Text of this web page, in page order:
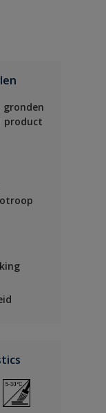
gronden
product